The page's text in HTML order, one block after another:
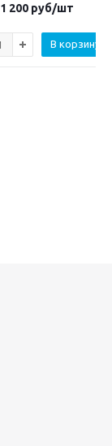
1 200 руб/шт
В корзину